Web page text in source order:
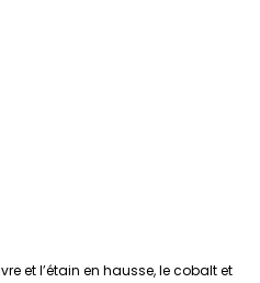
et l’étain en hausse, le cobalt et